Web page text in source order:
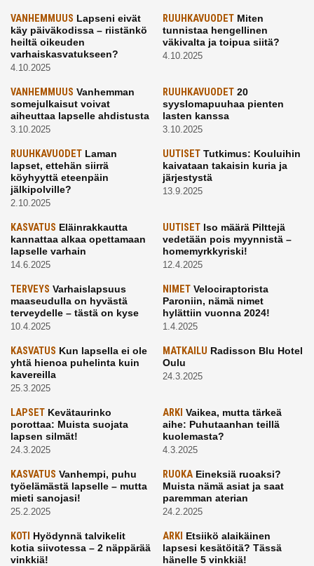
VANHEMMUUS Lapseni eivät
käy päiväkodissa – riistänkö
heiltä oikeuden
varhaiskasvatukseen?
4.10.2025
RUUHKAVUODETMiten
tunnistaa hengellinen
väkivalta ja toipua siitä?
4.10.2025
VANHEMMUUS Vanhemman
somejulkaisut voivat
aiheuttaa lapselle ahdistusta
3.10.2025
RUUHKAVUODET20
syyslomapuuhaa pienten
lasten kanssa
3.10.2025
RUUHKAVUODET Laman
lapset, ettehän siirrä
köyhyyttä eteenpäin
jälkipolville?
2.10.2025
UUTISETTutkimus: Kouluihin
kaivataan takaisin kuria ja
järjestystä
13.9.2025
KASVATUS Eläinrakkautta
kannattaa alkaa opettamaan
lapselle varhain
14.6.2025
UUTISETIso määrä Pilttejä
vedetään pois myynnistä –
homemyrkkyriski!
12.4.2025
TERVEYS Varhaislapsuus
maaseudulla on hyvästä
terveydelle – tästä on kyse
10.4.2025
NIMETVelociraptorista
Paroniin, nämä nimet
hylättiin vuonna 2024!
1.4.2025
KASVATUS Kun lapsella ei ole
yhtä hienoa puhelinta kuin
kavereilla
25.3.2025
MATKAILU Radisson Blu Hotel
Oulu
24.3.2025
LAPSET Kevätaurinko
porottaa: Muista suojata
lapsen silmät!
24.3.2025
ARKI Vaikea, mutta tärkeä
aihe: Puhutaanhan teillä
kuolemasta?
4.3.2025
KASVATUS Vanhempi, puhu
työelämästä lapselle – mutta
mieti sanojasi!
25.2.2025
RUOKAEineksiä ruoaksi?
Muista nämä asiat ja saat
paremman aterian
24.2.2025
KOTI Hyödynnä talvikelit
kotia siivotessa – 2 näppärää
vinkkiä!
ARKI Etsiikö alaikäinen
lapsesi kesätöitä? Tässä
hänelle 5 vinkkiä!